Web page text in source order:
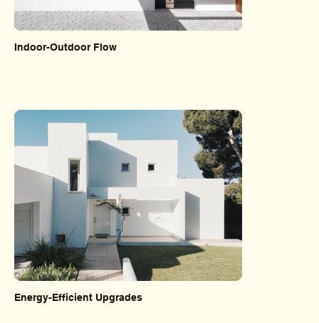
Indoor-Outdoor Flow
Energy-Efficient Upgrades